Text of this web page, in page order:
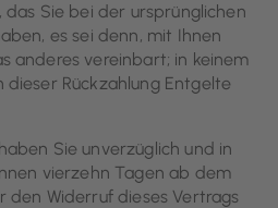
Sie bei der ursprünglichen
es sei denn, mit Ihnen
anderes vereinbart; in keinem
Rückzahlung Entgelte
Sie unverzüglich und in
vierzehn Tagen ab dem
den Widerruf dieses Vertrags